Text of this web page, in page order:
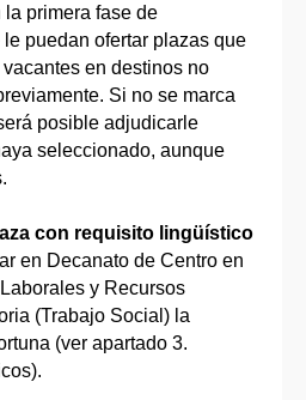
primera fase de
puedan ofertar plazas que
en destinos no
Si no se marca
posible adjudicarle
seleccionado, aunque
con requisito lingüístico
en Decanato de Centro en
y Recursos
(Trabajo Social) la
(ver apartado 3.